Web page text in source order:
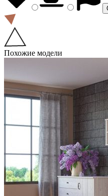
Похожие модели